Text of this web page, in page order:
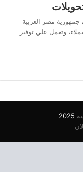
مصر العربية
وتعمل علي توفير